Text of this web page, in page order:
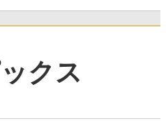
クス